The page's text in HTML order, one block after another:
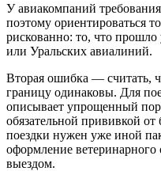
У авиакомпаний
поэтому ориентироваться
рискованно: то, что
или Уральских авиалиний.
Вторая ошибка — считать,
границу одинаковы. Для
описывает упрощенный
обязательной прививкой
поездки нужен уже иной
оформление
выездом.